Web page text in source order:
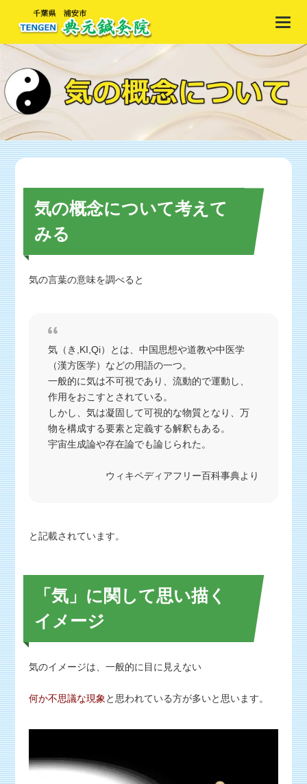
気の概念について考えて
みる
気の言葉の意味を調べると
気（き,KI,Qi）とは、中国思想や道教や中医学
（漢方医学）などの用語の一つ。
一般的に気は不可視であり、流動的で運動し、
作用をおこすとされている。
しかし、気は凝固して可視的な物質となり、万
物を構成する要素と定義する解釈もある。
宇宙生成論や存在論でも論じられた。
ウィキペディアフリー百科事典より
と記載されています。
「気」に関して思い描く
イメージ
気のイメージは、一般的に目に見えない
何か不思議な現象 と思われている方が多いと思います。